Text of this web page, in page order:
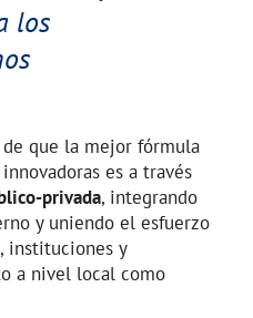
los
de que la mejor fórmula
es a través
privada, integrando
y uniendo el esfuerzo
instituciones y
a nivel local como